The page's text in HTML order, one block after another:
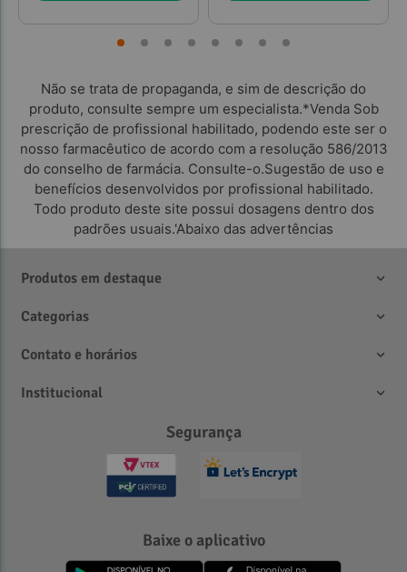
Não se trata de propaganda, e sim de descrição do
produto, consulte sempre um especialista.*Venda Sob
prescrição de profissional habilitado, podendo este ser o
nosso farmacêutico de acordo com a resolução 586/2013
do conselho de farmácia. Consulte-o.Sugestão de uso e
benefícios desenvolvidos por profissional habilitado.
Todo produto deste site possui dosagens dentro dos
padrões usuais.'Abaixo das advertências
Produtos em destaque
Categorias
Contato e horários
Institucional
Segurança
Baixe o aplicativo